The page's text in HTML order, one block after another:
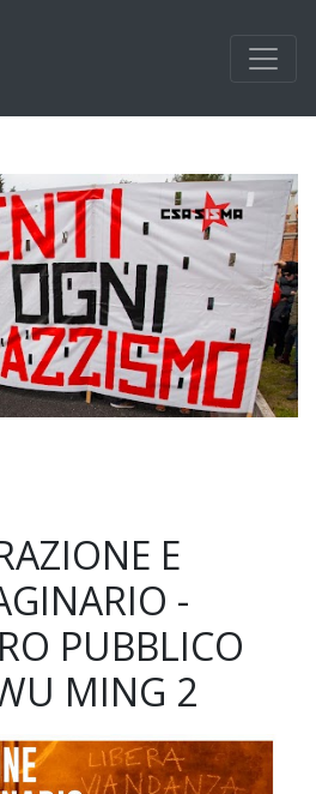
E
-
PUBBLICO
MING 2